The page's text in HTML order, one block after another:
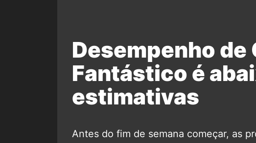
Desempenho
Fantástico é
estimativas
Antes do fim de semana começar, as